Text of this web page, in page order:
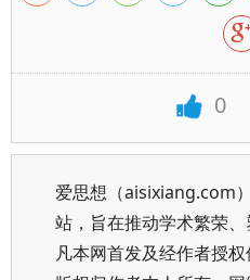
0
爱思想（aisixiang.com
站，旨在推动学术繁荣、
凡本网首发及经作者授